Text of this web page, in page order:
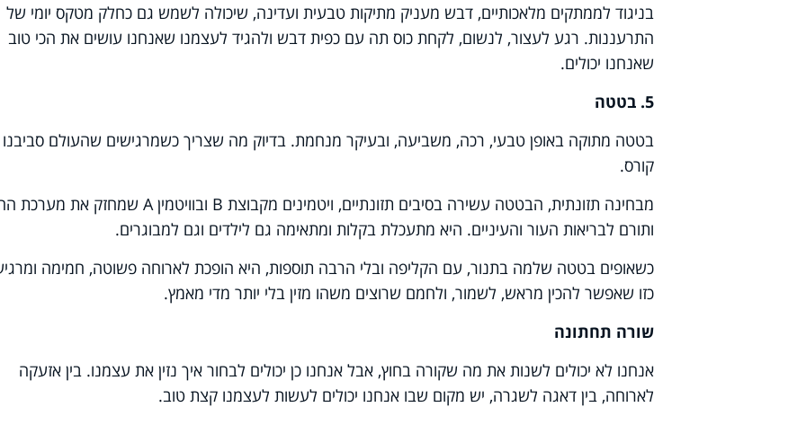
בניגוד לממתקים מלאכותיים, דבש מעניק מתיקות טבעית ועדינה, שיכולה לשמש גם כחלק מטקס יומי של
התרעננות. רגע לעצור, לנשום, לקחת כוס תה עם כפית דבש ולהגיד לעצמנו שאנחנו עושים את הכי טוב
שאנחנו יכולים.
5. בטטה
בטטה מתוקה באופן טבעי, רכה, משביעה, ובעיקר מנחמת. בדיוק מה שצריך כשמרגישים שהעולם סביבנו
קורס.
מבחינה תזונתית, הבטטה עשירה בסיבים תזונתיים, ויטמינים מקבוצתB ובוויטמיןA שמחזק את מערכת
ותורם לבריאות העור והעיניים. היא מתעכלת בקלות ומתאימה גם לילדים וגם למבוגרים.
כשאופים בטטה שלמה בתנור, עם הקליפה ובלי הרבה תוספות, היא הופכת לארוחה פשוטה, חמימה
כזו שאפשר להכין מראש, לשמור, ולחמם שרוצים משהו מזין בלי יותר מדי מאמץ.
שורה תחתונה
אנחנו לא יכולים לשנות את מה שקורה בחוץ, אבל אנחנו כן יכולים לבחור איך נזין את עצמנו. בין אזעקה
לארוחה, בין דאגה לשגרה, יש מקום שבו אנחנו יכולים לעשות לעצמנו קצת טוב.